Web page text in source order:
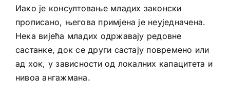
Иако је консултовање младих законски
прописано, његова примјена је неуједначена.
Нека вијећа младих одржавају редовне
састанке, док се други састају повремено или
ад хок, у зависности од локалних капацитета и
нивоа ангажмана.